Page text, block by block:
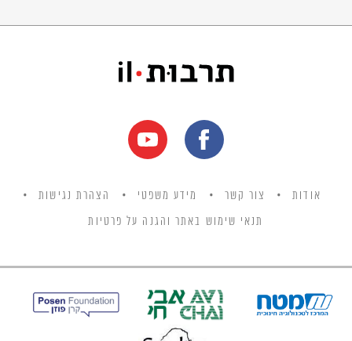
אודות צור קשר מידע משפטי הצהרת נגישות
תנאי שימוש באתר והגנה על פרטיות